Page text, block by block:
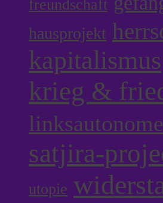
freundschaft
hausprojekt
kapitalismus
krieg &
satjira-
utopie